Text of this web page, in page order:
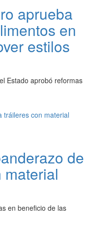
aprueba
en
estilos
Estado aprobó reformas
de
en beneficio de las